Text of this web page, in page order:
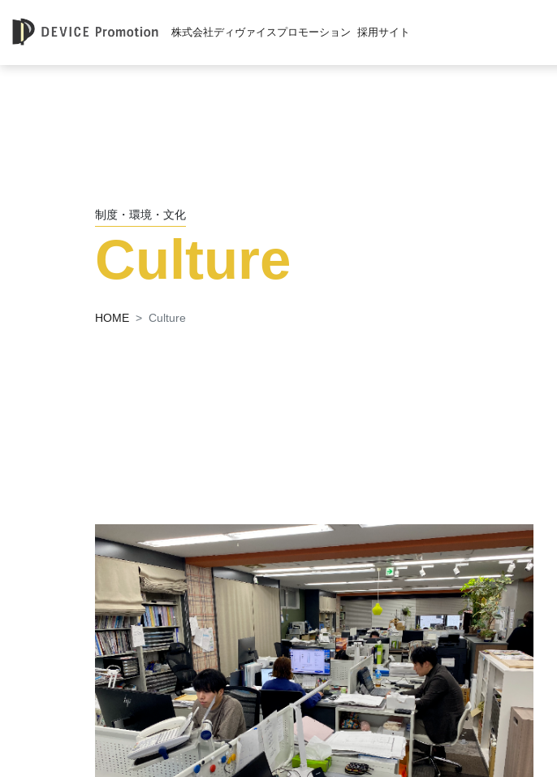
株式会社ディヴァイスプロモーション 採用サイト
制度・環境・文化
Culture
HOME Culture